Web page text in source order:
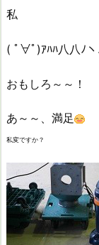
私 「ぶ
( ﾟ∀ﾟ)ｱﾊﾊ八八ﾉ
おもしろ～～！
あ～～、満足
私変ですか？